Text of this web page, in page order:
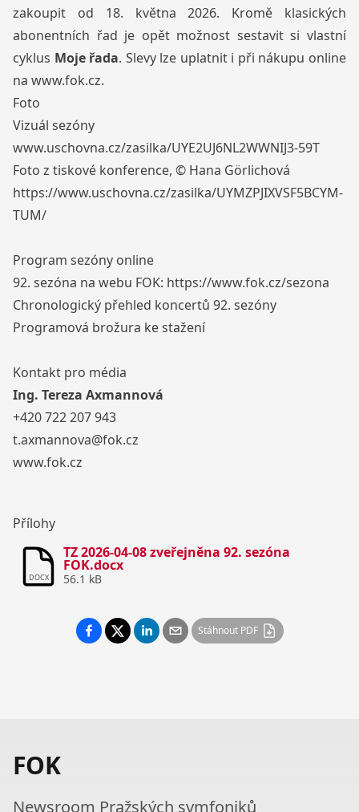
zakoupit od 18. května 2026. Kromě klasických
abonentních řad je opět možnost sestavit si vlastní
cyklus Moje řada. Slevy lze uplatnit i při nákupu online
na www.fok.cz.
Foto
Vizuál sezóny
www.uschovna.cz/zasilka/UYE2UJ6NL2WWNIJ3-59T
Foto z tiskové konference, © Hana Görlichová
https://www.uschovna.cz/zasilka/UYMZPJIXVSF5BCYM-
TUM/
Program sezóny online
92. sezóna na webu FOK: https://www.fok.cz/sezona
Chronologický přehled koncertů 92. sezóny
Programová brožura ke stažení
Kontakt pro média
Ing. Tereza Axmannová
+420 722 207 943
t.axmannova@fok.cz
www.fok.cz
Přílohy
DOCX
TZ 2026-04-08 zveřejněna 92. sezóna
FOK.docx
56.1 kB
Stáhnout PDF
FOK
Newsroom Pražských symfoniků